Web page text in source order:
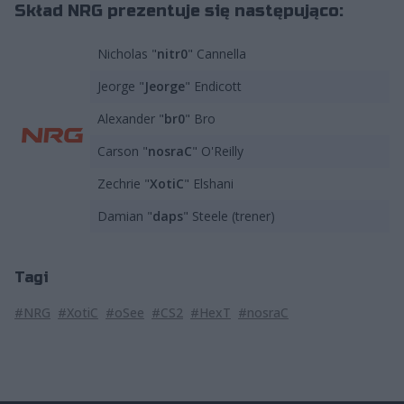
Skład NRG prezentuje się następująco:
Nicholas "nitr0" Cannella
Jeorge "Jeorge" Endicott
Alexander "br0" Bro
Carson "nosraC" O'Reilly
Zechrie "XotiC" Elshani
Damian "daps" Steele (trener)
Tagi
#NRG #XotiC #oSee #CS2 #HexT #nosraC